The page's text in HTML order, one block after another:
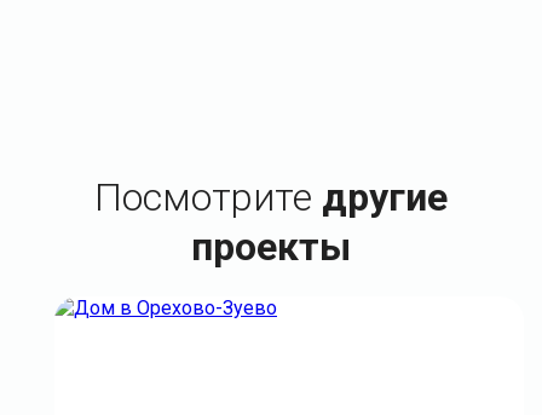
Посмотрите другие
проекты